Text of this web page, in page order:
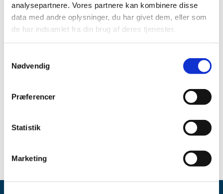
analysepartnere. Vores partnere kan kombinere disse
data med andre oplysninger, du har givet dem, eller som
de har indsamlet fra din brug af deres tjenester.
Nødvendig
Præferencer
Statistik
Marketing
april (3)
februar (1)
2023 (26)
2021 (35)